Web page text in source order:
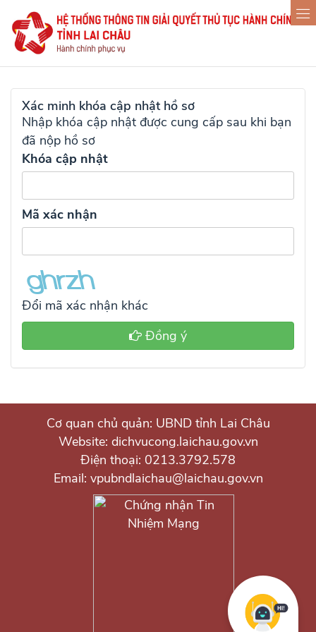
Xác minh khóa cập nhật hồ sơ
Nhập khóa cập nhật được cung cấp sau khi bạn
đã nộp hồ sơ
Khóa cập nhật
Mã xác nhận
Đổi mã xác nhận khác
Đồng ý
Cơ quan chủ quản: UBND tỉnh Lai Châu
Website: dichvucong.laichau.gov.vn
Điện thoại: 0213.3792.578
Email: vpubndlaichau@laichau.gov.vn